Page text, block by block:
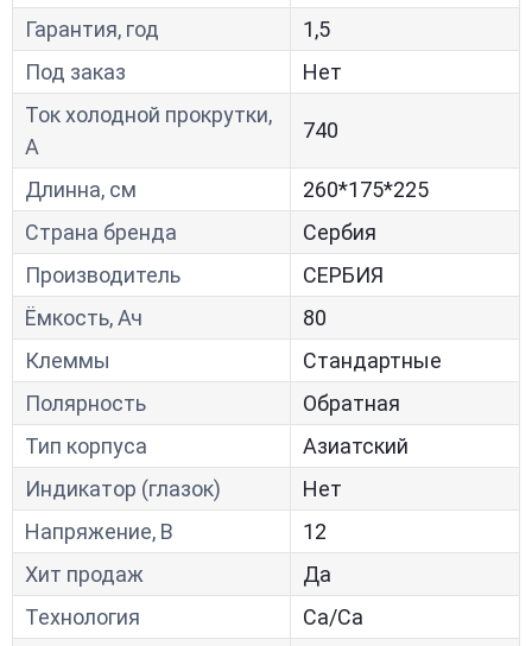
Гарантия, год
1,5
Под заказ
Нет
Ток холодной прокрутки,
A
740
Длинна, см
260*175*225
Страна бренда
Сербия
Производитель
СЕРБИЯ
Ёмкость, Ач
80
Клеммы
Стандартные
Полярность
Обратная
Тип корпуса
Азиатский
Индикатор (глазок)
Нет
Напряжение, В
12
Хит продаж
Да
Технология
Са/Са